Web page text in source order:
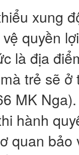
xung
quyền
là địa
trẻ sẽ
MK
hành
quan bảo